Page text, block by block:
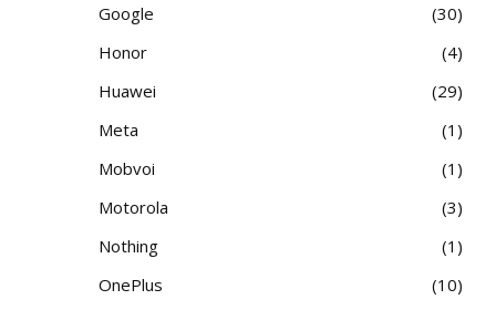
Google
30
Honor
4
Huawei
29
Meta
1
Mobvoi
1
Motorola
3
Nothing
1
OnePlus
10